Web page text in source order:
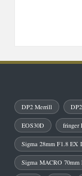
DP2 Merrill
EOS30D fringer
Sigma 28mm F1.8
Sigma MACRO